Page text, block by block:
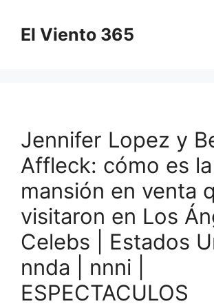
contenido
El Viento 365
Jennifer Lopez y
Affleck: cómo es la
mansión en venta
visitaron en Los
Celebs | Estados
nnda | nnni |
ESPECTACULOS